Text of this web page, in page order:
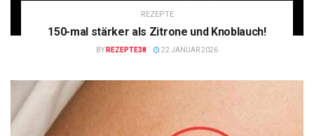
REZEPTE
150-mal stärker als Zitrone und Knoblauch!
BY REZEPTE38 22 JANUAR 2026